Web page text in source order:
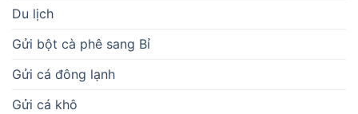
Du lịch
Gửi bột cà phê sang Bỉ
Gửi cá đông lạnh
Gửi cá khô